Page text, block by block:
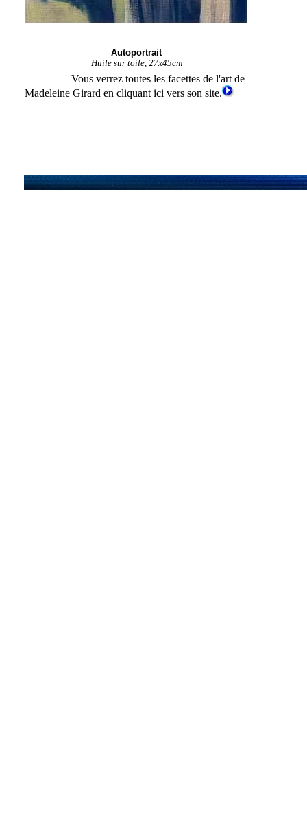
Autoportrait
Huile sur toile, 27x45cm
Vous verrez toutes les facettes de l'art de
Madeleine Girard en cliquant ici vers son site.